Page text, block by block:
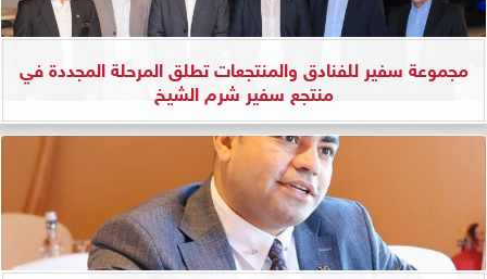
مجموعة سفير للفنادق والمنتجعات تطلق المرحلة المجددة في
منتجع سفير شرم الشيخ